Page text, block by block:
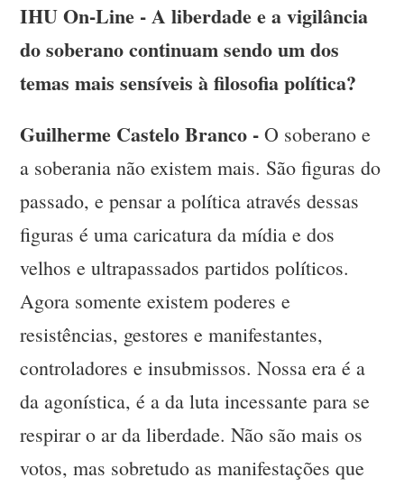
IHU On-Line - A liberdade e a vigilância
do soberano continuam sendo um dos
temas mais sensíveis à filosofia política?
Guilherme Castelo Branco -O soberano e
a soberania não existem mais. São figuras do
passado, e pensar a política através dessas
figuras é uma caricatura da mídia e dos
velhos e ultrapassados partidos políticos.
Agora somente existem poderes e
resistências, gestores e manifestantes,
controladores e insubmissos. Nossa era é a
da agonística, é a da luta incessante para se
respirar o ar da liberdade. Não são mais os
votos, mas sobretudo as manifestações que